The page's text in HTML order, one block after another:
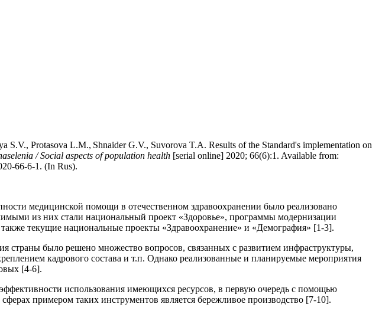
S.V., Protasova L.M., Shnaider G.V., Suvorova T.A. Results of the Standard's implementation on
/ Social aspects of population health [serial online] 2020; 66(6):1. Available from:
66-6-1. (In Rus).
медицинской помощи в отечественном здравоохранении было реализовано
из них стали национальный проект «Здоровье», программы модернизации
текущие национальные проекты «Здравоохранение» и «Демография» [1-3].
страны было решено множество вопросов, связанных с развитием инфраструктуры,
кадрового состава и т.п. Однако реализованные и планируемые мероприятия
[4-6].
использования имеющихся ресурсов, в первую очередь с помощью
примером таких инструментов является бережливое производство [7-10].